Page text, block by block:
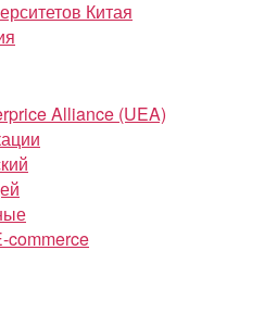
Китая
Alliance (UEA)
commerce